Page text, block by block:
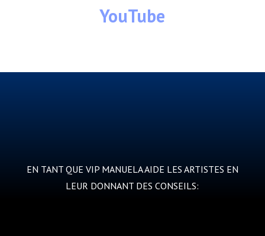
YouTube
EN TANT QUE VIP MANUELA AIDE LES ARTISTES EN
LEUR DONNANT DES CONSEILS: